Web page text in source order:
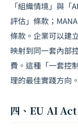
「組織情境」與「
評估」條款；
條款。企業可以建
映射到同一套內部
費。這種「一套控
理的最佳實踐方向。
四、EU AI Act